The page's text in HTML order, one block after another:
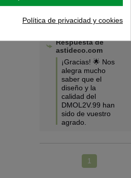
Útil Informe
Respuesta de
astideco.com
¡Gracias! 🌟 Nos
alegra mucho
saber que el
diseño y la
calidad del
DMOL2V.99 han
sido de vuestro
agrado.
1
Política de privacidad y cookies